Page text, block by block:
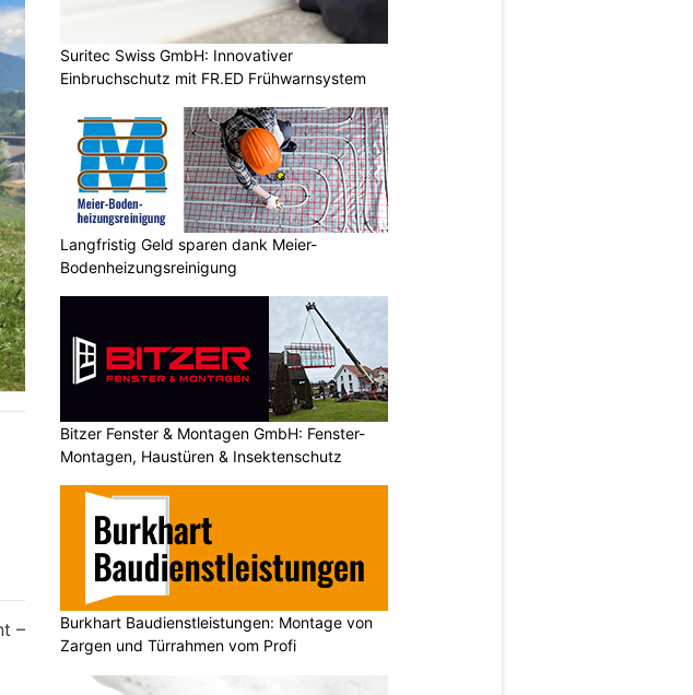
Suritec Swiss GmbH: Innovativer
Einbruchschutz mit FR.ED Frühwarnsystem
Langfristig Geld sparen dank Meier-
Bodenheizungsreinigung
Bitzer Fenster & Montagen GmbH: Fenster-
Montagen, Haustüren & Insektenschutz
Burkhart Baudienstleistungen: Montage von
Zargen und Türrahmen vom Profi